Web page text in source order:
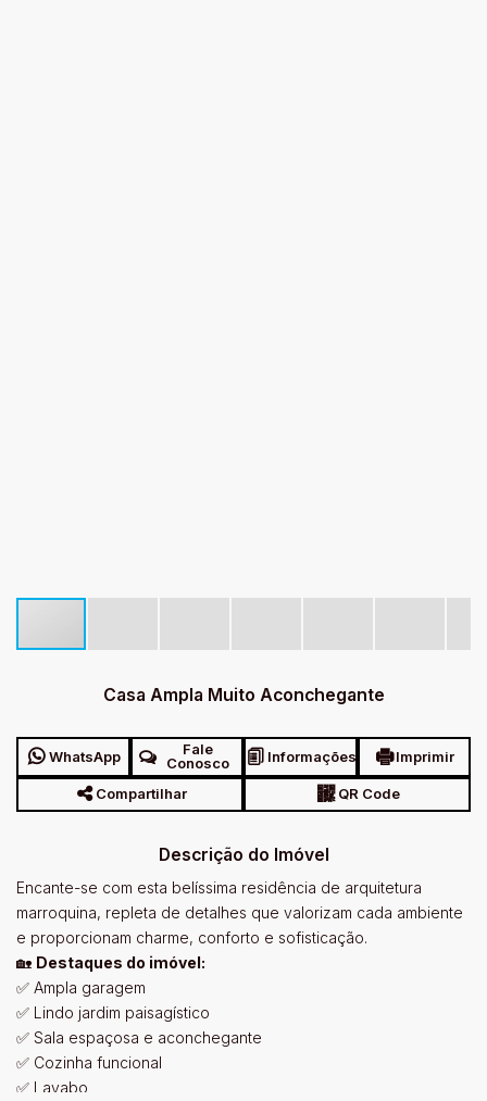
Casa Ampla Muito Aconchegante
WhatsApp
Fale
Conosco
Informações Imprimir
Compartilhar QR Code
Descrição do Imóvel
Encante-se com esta belíssima residência de arquitetura
marroquina, repleta de detalhes que valorizam cada ambiente
e proporcionam charme, conforto e sofisticação.
🏡 Destaques do imóvel:
✅ Ampla garagem
✅ Lindo jardim paisagístico
✅ Sala espaçosa e aconchegante
✅ Cozinha funcional
✅ Lavabo